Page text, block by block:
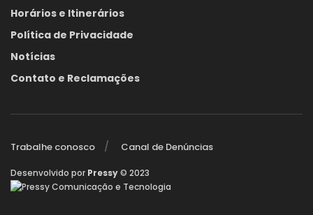
Horários e Itinerários
Política de Privacidade
Notícias
Contato e Reclamações
Trabalhe conosco Canal de Denúncias
Desenvolvido por Pressy© 2023